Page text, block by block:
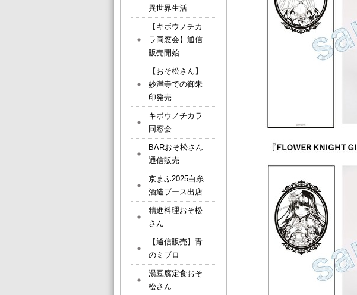
異世界生活
【キボウノチカ
ラ同窓会】通信
販売開始
【おそ松さん】
妙満寺での御朱
印発売
キボウノチカラ
同窓会
BARおそ松さん
通信販売
京まふ2025白糸
酒造ブース出店
精進料理おそ松
さん
【通信販売】青
のミブロ
湯豆腐定食おそ
松さん